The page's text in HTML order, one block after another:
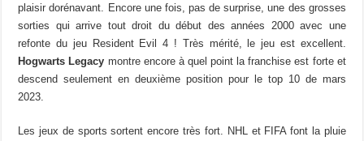
plaisir dorénavant. Encore une fois, pas de surprise, une des grosses
sorties qui arrive tout droit du début des années 2000 avec une
refonte du jeu Resident Evil 4 ! Très mérité, le jeu est excellent.
Hogwarts Legacy montre encore à quel point la franchise est forte et
descend seulement en deuxième position pour le top 10 de mars
2023.
Les jeux de sports sortent encore très fort. NHL et FIFA font la pluie